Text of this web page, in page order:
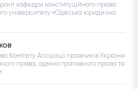
кафедри конституційного права
університету «Одеська юридична
Комітету Асоціації правників України
права, адміністративного права та